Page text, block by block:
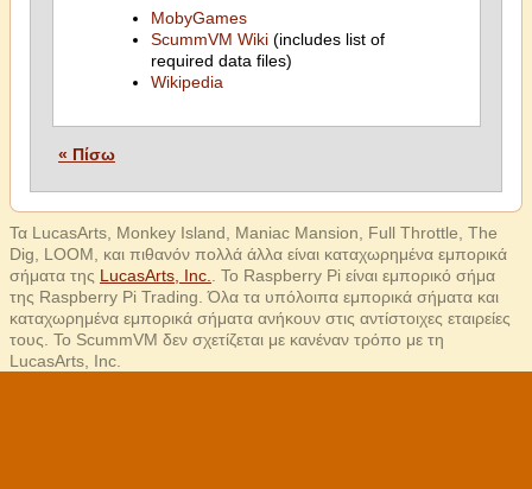
MobyGames
ScummVM Wiki(includes list of
required data files)
Wikipedia
« Πίσω
Τα LucasArts, Monkey Island, Maniac Mansion, Full Throttle, The
Dig, LOOM, και πιθανόν πολλά άλλα είναι καταχωρημένα εμπορικά
σήματα της LucasArts, Inc.
. Το Raspberry Pi είναι εμπορικό σήμα
της Raspberry Pi Trading. Όλα τα υπόλοιπα εμπορικά σήματα και
καταχωρημένα εμπορικά σήματα ανήκουν στις αντίστοιχες εταιρείες
τους. Το ScummVM δεν σχετίζεται με κανέναν τρόπο με τη
LucasArts, Inc.